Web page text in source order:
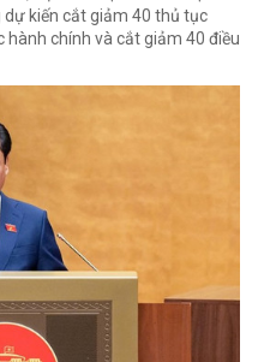
kiến cắt giảm 40 thủ tục
hành chính và cắt giảm 40 điều